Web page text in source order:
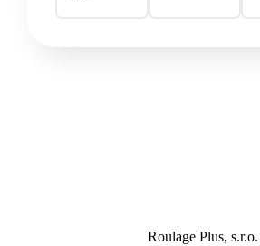
Roulage Plus, s.r.o.